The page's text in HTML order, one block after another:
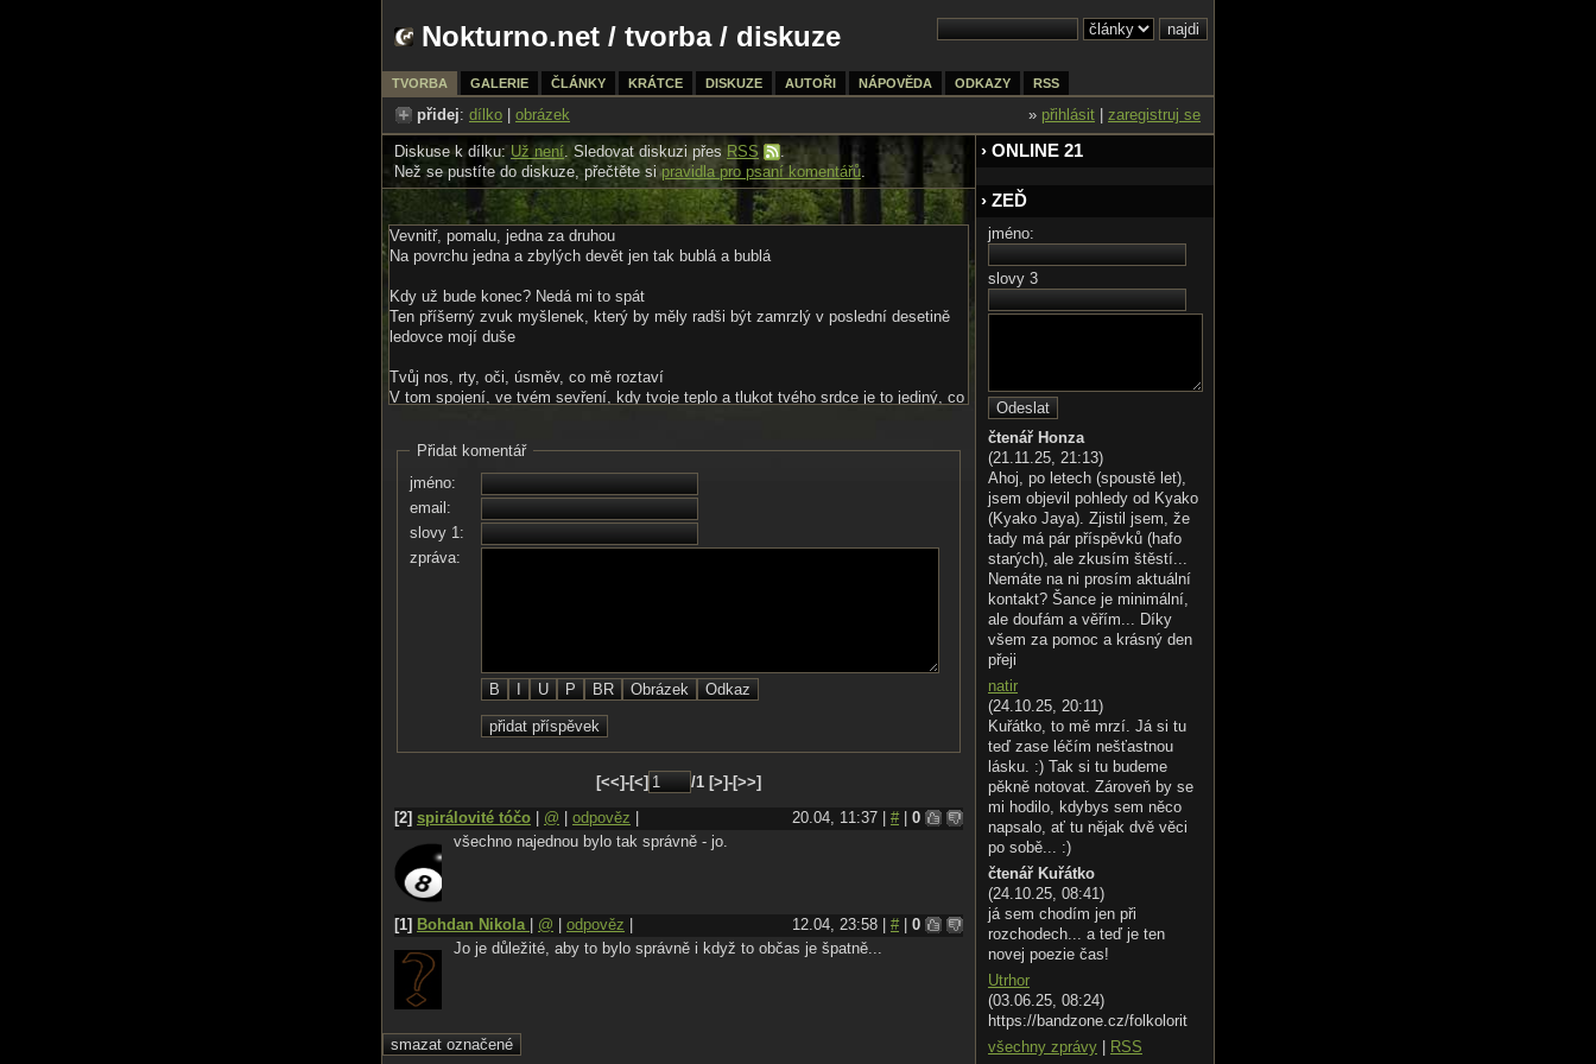
Nokturno.net / tvorba/ diskuze
TVORBA GALERIE ČLÁNKY KRÁTCE DISKUZE AUTOŘI NÁPOVĚDA ODKAZY RSS
přidej: dílko obrázek » přihlásit zaregistruj se
Diskuse k dílku: Už není. Sledovat diskuzi přes RSS
.
Než se pustíte do diskuze, přečtěte sipravidla pro psaní komentářů.
Vevnitř, pomalu, jedna za druhou
Na povrchu jedna a zbylých devět jen tak bublá a bublá
Kdy už bude konec? Nedá mi to spát
Ten příšerný zvuk myšlenek, který by měly radši být zamrzlý v poslední desetině
ledovce mojí duše
Tvůj nos, rty, oči, úsměv, co mě roztaví
V tom spojení, ve tvém sevření, kdy tvoje teplo a tlukot tvého srdce je to jediný, co
Přidat komentář
jméno:
email:
slovy 1:
zpráva:
[<<]-[<]
/1 [>]-[>>]
[2] spirálovité tóčo @ odpověz 20.04, 11:37 | #| 0
všechno najednou bylo tak správně - jo.
[1] Bohdan Nikola @ odpověz 12.04, 23:58 | #| 0
Jo je důležité, aby to bylo správně i když to občas je špatně...
› ONLINE 21
› ZEĎ
jméno:
slovy 3
čtenář Honza
(21.11.25, 21:13)
Ahoj, po letech (spoustě let),
jsem objevil pohledy od Kyako
(Kyako Jaya). Zjistil jsem, že
tady má pár příspěvků (hafo
starých), ale zkusím štěstí...
Nemáte na ni prosím aktuální
kontakt? Šance je minimální,
ale doufám a věřím... Díky
všem za pomoc a krásný den
přeji
natir
(24.10.25, 20:11)
Kuřátko, to mě mrzí. Já si tu
teď zase léčím nešťastnou
lásku. :) Tak si tu budeme
pěkně notovat. Zároveň by se
mi hodilo, kdybys sem něco
napsalo, ať tu nějak dvě věci
po sobě... :)
čtenář Kuřátko
(24.10.25, 08:41)
já sem chodím jen při
rozchodech... a teď je ten
novej poezie čas!
Utrhor
(03.06.25, 08:24)
https://bandzone.cz/folkolorit
všechny zprávy
RSS